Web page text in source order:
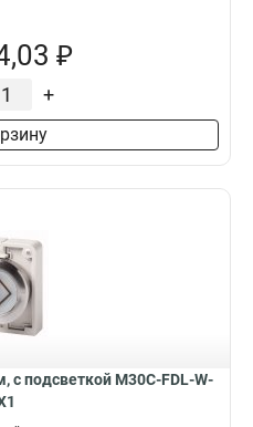
₽
+
с подсветкой M30C-FDL-W-